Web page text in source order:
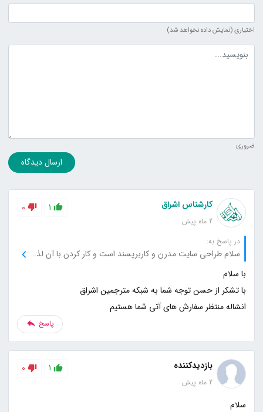
اختیاری (نمایش داده نخواهد شد)
متن دیدگاه
ضروری
ارسال دیدگاه
کارشناس اشراق
2 ماه پیش
1
0
در پاسخ به:
سلام طراحی سایت مدرن و کاربرپسند است و کار کردن با آن لذت‌بخش بود. با تشکر
انشاله منتظر سفارش های آتی شما هستیم
پاسخ
بازدیدکننده
2 ماه پیش
1
0